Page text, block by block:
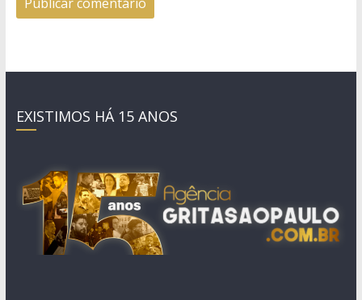
EXISTIMOS HÁ 15 ANOS